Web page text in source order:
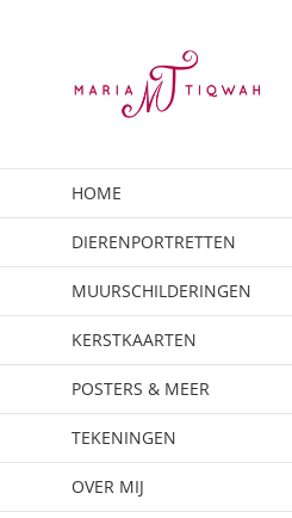
HOME
DIERENPORTRETTEN
MUURSCHILDERINGEN
KERSTKAARTEN
POSTERS & MEER
TEKENINGEN
OVER MIJ